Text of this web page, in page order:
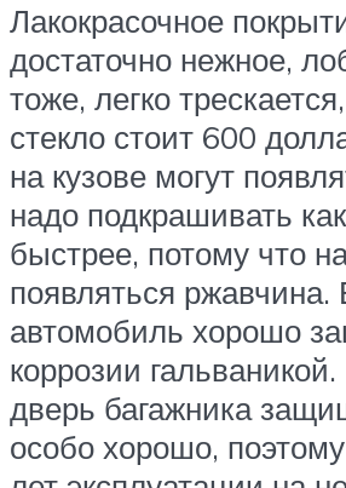
Лакокрасочное
достаточно нежное,
тоже, легко
стекло стоит 600
на кузове могут
надо подкрашивать
быстрее, потому что
появляться ржавчина.
автомобиль хорошо
коррозии
дверь багажника
особо хорошо,